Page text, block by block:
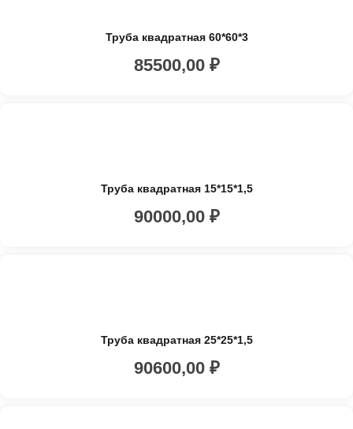
Труба квадратная 60*60*3
85500,00 ₽
Труба квадратная 15*15*1,5
90000,00 ₽
Труба квадратная 25*25*1,5
90600,00 ₽